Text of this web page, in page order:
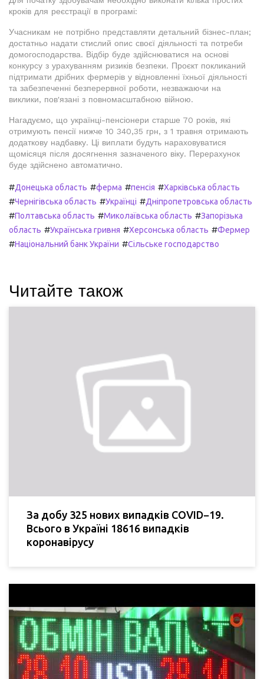
кроків для реєстрації в програмі:
Учасникам не потрібно представляти детальний бізнес-план;
достатньо надати стислий опис своєї діяльності та потреби
домогосподарства. Відбір буде здійснюватися на основі
конкурсу з урахуванням ризиків безпеки. Проєкт покликаний
підтримати дрібних фермерів у відновленні їхньої діяльності
та забезпеченні безперервної роботи, незважаючи на
виклики, пов'язані з повномасштабною війною.
Нагадуємо, що українці-пенсіонери старше 70 років, які
отримують пенсії нижче 10 340,35 грн, з 1 травня отримають
додаткову надбавку. Ці виплати будуть нараховуватися
щомісяця після досягнення зазначеного віку. Перерахунок
буде здійснено автоматично.
#Донецька область #ферма #пенсія #Харківська область
#Чернігівська область #Українці #Дніпропетровська область
#Полтавська область #Миколаївська область #Запорізька
область #Українська гривня #Херсонська область #Фермер
#Національний банк України #Сільське господарство
Читайте також
За добу 325 нових випадків COVID−19.
Всього в Україні 18616 випадків
коронавірусу